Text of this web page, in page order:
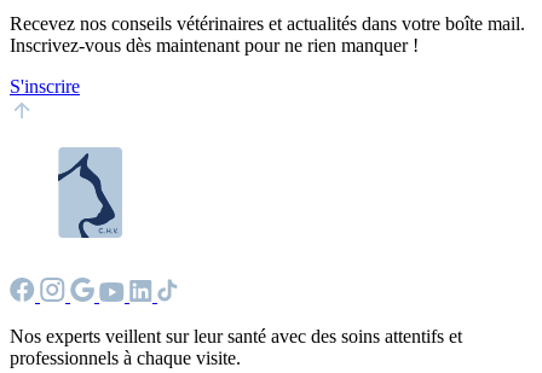
Recevez nos conseils vétérinaires et actualités dans votre boîte mail.
Inscrivez-vous dès maintenant pour ne rien manquer !
S'inscrire
Nos experts veillent sur leur santé avec des soins attentifs et
professionnels à chaque visite.